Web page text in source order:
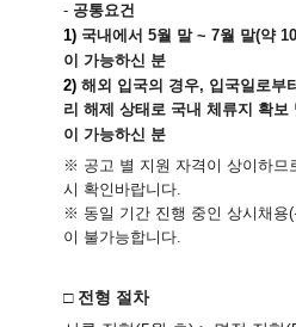
- 공통요건
1) 국내에서 5월 말 ~ 7월 말(약 10
이 가능하신 분
2) 해외 입국의 경우, 입국일로부
리 해제 상태로 국내 체류지 확보
이 가능하신 분
※ 공고 별 지원 자격이 상이하므
시 확인바랍니다.
※ 동일 기간 진행 중인 상시채용(
이 불가능합니다.
□ 전형 절차